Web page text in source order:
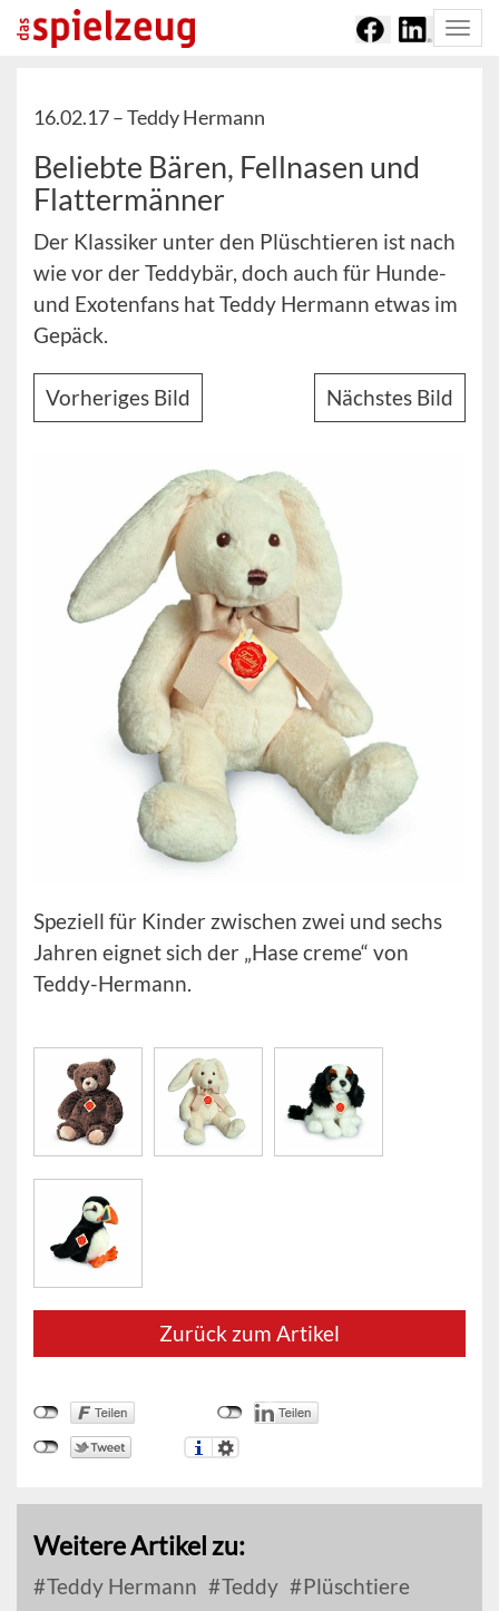
16.02.17 –Teddy Hermann
Beliebte Bären, Fellnasen und
Flattermänner
Der Klassiker unter den Plüschtieren ist nach
wie vor der Teddybär, doch auch für Hunde-
und Exotenfans hat Teddy Hermann etwas im
Gepäck.
Vorheriges Bild Nächstes Bild
Speziell für Kinder zwischen zwei und sechs
Jahren eignet sich der „Hase creme“ von
Teddy-Hermann.
Zurück zum Artikel
Weitere Artikel zu:
Teddy Hermann Teddy Plüschtiere